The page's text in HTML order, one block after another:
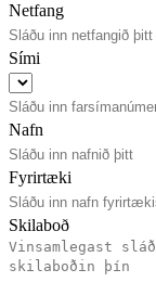
Netfang
Sími
Nafn
Fyrirtæki
Skilaboð